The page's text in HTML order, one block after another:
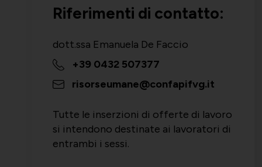
Riferimenti di contatto:
dott.ssa Emanuela De Faccio
+39 0432 507377
risorseumane@confapifvg.it
Tutte le inserzioni di offerte di lavoro
si intendono destinate ai lavoratori di
entrambi i sessi.